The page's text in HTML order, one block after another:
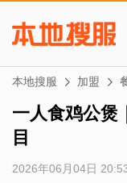
本地搜服 加盟
一人食鸡公煲
目
2026年06月04日